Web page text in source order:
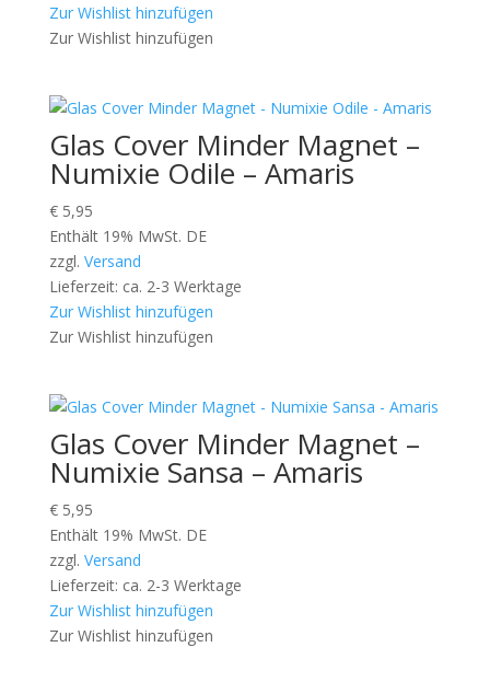
Zur Wishlist hinzufügen
Zur Wishlist hinzufügen
Glas Cover Minder Magnet –
Numixie Odile – Amaris
€5,95
Enthält 19% MwSt. DE
zzgl. Versand
Lieferzeit: ca. 2-3 Werktage
Zur Wishlist hinzufügen
Zur Wishlist hinzufügen
Glas Cover Minder Magnet –
Numixie Sansa – Amaris
€5,95
Enthält 19% MwSt. DE
zzgl. Versand
Lieferzeit: ca. 2-3 Werktage
Zur Wishlist hinzufügen
Zur Wishlist hinzufügen